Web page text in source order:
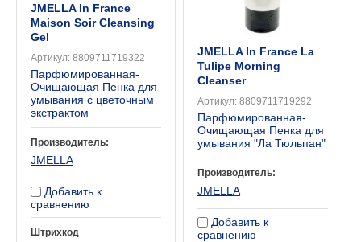
JMELLA In France
Maison Soir Cleansing
Gel
Артикул: 8809711719322
Парфюмированная-
Очищающая Пенка для
умывания с цветочным
экстрактом
Производитель:
JMELLA
Добавить к
сравнению
Штрихкод
JMELLA In France La
Tulipe Morning
Cleanser
Артикул:8809711719292
Парфюмированная-
Очищающая Пенка для
умывания "Ла Тюльпан"
Производитель:
JMELLA
Добавить к
сравнению